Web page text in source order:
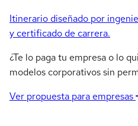
Itinerario diseñado por
y certificado de carrera.
¿Te lo paga tu empresa o lo
modelos corporativos sin
Ver propuesta para empresas